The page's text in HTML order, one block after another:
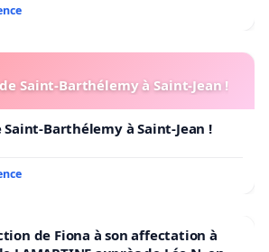
Saint-Barthélemy à Saint-Jean !
Barthélemy à Saint-Jean !
de Fiona à son affectation à